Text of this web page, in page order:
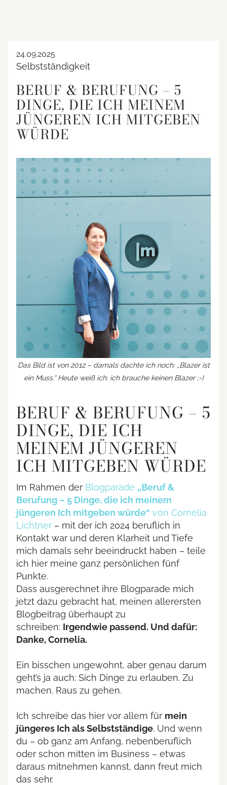
24.09.2025
Selbstständigkeit
BERUF & BERUFUNG – 5
DINGE, DIE ICH MEINEM
JÜNGEREN ICH MITGEBEN
WÜRDE
Das Bild ist von 2012 – damals dachte ich noch: „Blazer ist
ein Muss.“ Heute weiß ich: ich brauche keinen Blazer ;-)
BERUF & BERUFUNG – 5
DINGE, DIE ICH
MEINEM JÜNGEREN
ICH MITGEBEN WÜRDE
Im Rahmen der Blogparade „Beruf &
Berufung – 5 Dinge, die ich meinem
jüngeren Ich mitgeben würde“ von Cornelia
Lichtner – mit der ich 2024 beruflich in
Kontakt war und deren Klarheit und Tiefe
mich damals sehr beeindruckt haben – teile
ich hier meine ganz persönlichen fünf
Punkte.
Dass ausgerechnet ihre Blogparade mich
jetzt dazu gebracht hat, meinen allerersten
Blogbeitrag überhaupt zu
schreiben: Irgendwie passend. Und dafür:
Danke, Cornelia.
Ein bisschen ungewohnt, aber genau darum
geht’s ja auch: Sich Dinge zu erlauben. Zu
machen. Raus zu gehen.
Ich schreibe das hier vor allem für mein
jüngeres Ich als Selbstständige. Und wenn
du – ob ganz am Anfang, nebenberuflich
oder schon mitten im Business – etwas
daraus mitnehmen kannst, dann freut mich
das sehr.